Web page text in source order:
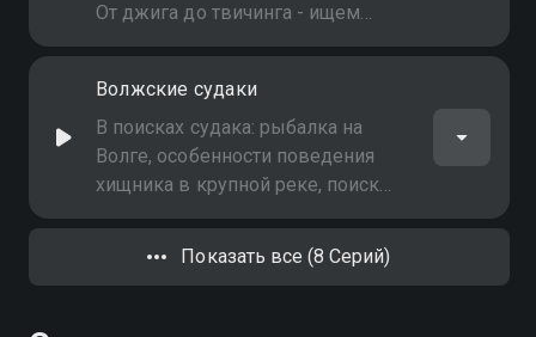
От джига до твичинга - ищем
подход к капризному хищнику
Волжские судаки
В поисках судака: рыбалка на
Волге, особенности поведения
хищника в крупной реке, поиск
стоянок и тактика ловли на
Показать все (8 Серий)